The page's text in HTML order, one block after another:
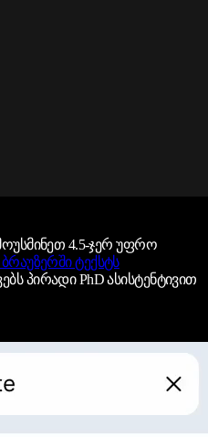
4.5-ჯერ უფრო
ბრაუზერში ტექსტს
პირადი PhD ასისტენტივით